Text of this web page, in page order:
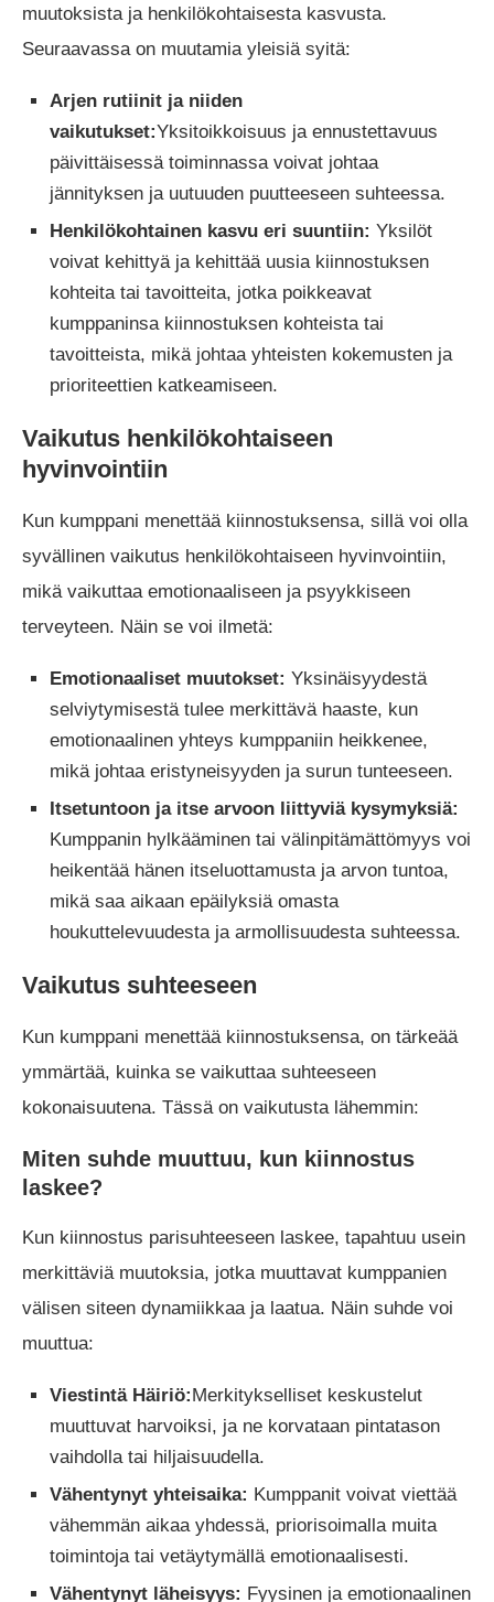
muutoksista ja henkilökohtaisesta kasvusta.
Seuraavassa on muutamia yleisiä syitä:
Arjen rutiinit ja niiden
vaikutukset:Yksitoikkoisuus ja ennustettavuus
päivittäisessä toiminnassa voivat johtaa
jännityksen ja uutuuden puutteeseen suhteessa.
Henkilökohtainen kasvu eri suuntiin: Yksilöt
voivat kehittyä ja kehittää uusia kiinnostuksen
kohteita tai tavoitteita, jotka poikkeavat
kumppaninsa kiinnostuksen kohteista tai
tavoitteista, mikä johtaa yhteisten kokemusten ja
prioriteettien katkeamiseen.
Vaikutus henkilökohtaiseen
hyvinvointiin
Kun kumppani menettää kiinnostuksensa, sillä voi olla
syvällinen vaikutus henkilökohtaiseen hyvinvointiin,
mikä vaikuttaa emotionaaliseen ja psyykkiseen
terveyteen. Näin se voi ilmetä:
Emotionaaliset muutokset: Yksinäisyydestä
selviytymisestä tulee merkittävä haaste, kun
emotionaalinen yhteys kumppaniin heikkenee,
mikä johtaa eristyneisyyden ja surun tunteeseen.
Itsetuntoon ja itse arvoon liittyviä kysymyksiä:
Kumppanin hylkääminen tai välinpitämättömyys voi
heikentää hänen itseluottamusta ja arvon tuntoa,
mikä saa aikaan epäilyksiä omasta
houkuttelevuudesta ja armollisuudesta suhteessa.
Vaikutus suhteeseen
Kun kumppani menettää kiinnostuksensa, on tärkeää
ymmärtää, kuinka se vaikuttaa suhteeseen
kokonaisuutena. Tässä on vaikutusta lähemmin:
Miten suhde muuttuu, kun kiinnostus
laskee?
Kun kiinnostus parisuhteeseen laskee, tapahtuu usein
merkittäviä muutoksia, jotka muuttavat kumppanien
välisen siteen dynamiikkaa ja laatua. Näin suhde voi
muuttua:
Viestintä Häiriö:Merkitykselliset keskustelut
muuttuvat harvoiksi, ja ne korvataan pintatason
vaihdolla tai hiljaisuudella.
Vähentynyt yhteisaika: Kumppanit voivat viettää
vähemmän aikaa yhdessä, priorisoimalla muita
toimintoja tai vetäytymällä emotionaalisesti.
Vähentynyt läheisyys: Fyysinen ja emotionaalinen